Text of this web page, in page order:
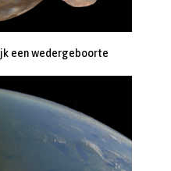
een wedergeboorte